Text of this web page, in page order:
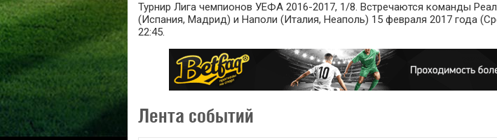
Турнир Лига чемпионов УЕФА 2016-2017, 1/8. Встречаются команды
(Испания, Мадрид) и Наполи (Италия, Неаполь) 15 февраля 2017 года
22:45.
Лента событий